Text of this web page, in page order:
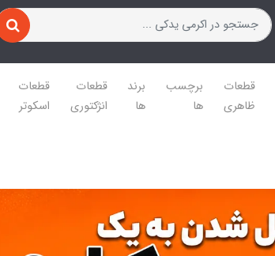
قطعات
ظاهری
برچسب
ها
برند
ها
قطعات
انژکتوری
قطعات
اسکوتر